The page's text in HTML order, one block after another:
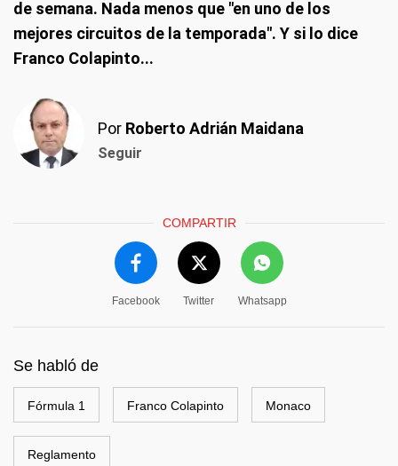
de semana. Nada menos que "en uno de los
mejores circuitos de la temporada". Y si lo dice
Franco Colapinto...
Por Roberto Adrián Maidana
Seguir
COMPARTIR
Facebook Twitter Whatsapp
Se habló de
Fórmula 1 Franco Colapinto Monaco
Reglamento